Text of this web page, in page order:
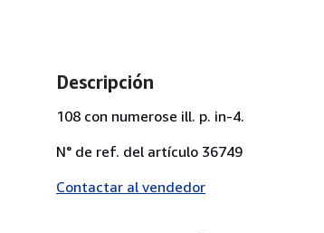
Descripción
108 con numerose ill. p. in-4.
N° de ref. del artículo 36749
Contactar al vendedor